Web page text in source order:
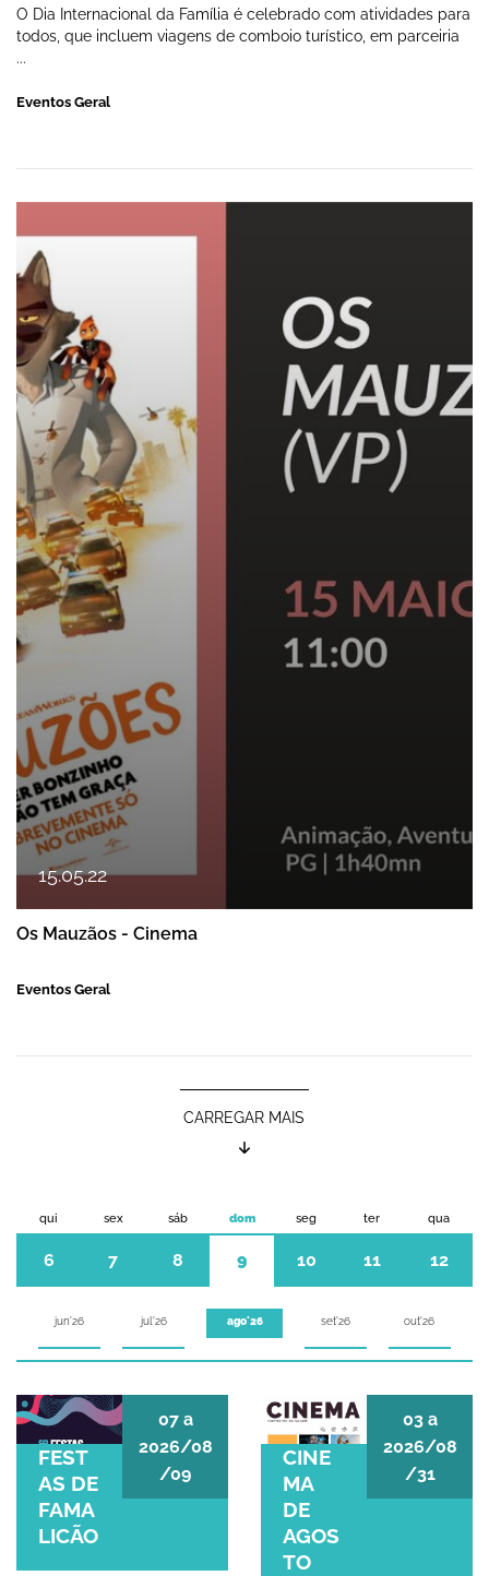
O Dia Internacional da Família é celebrado com atividades para
todos, que incluem viagens de comboio turístico, em parceiria
...
Eventos Geral
15.05.22
Os Mauzãos - Cinema
Eventos Geral
CARREGAR MAIS
qui sex sáb dom seg ter qua
6 7 8 9 10 11 12
jun'26 jul'26 ago'26 set'26 out'26
FESTAS DE FAMALICÃO
07 a
2026/08
/09
FEST
AS DE
FAMA
LICÃO
CINEMA DE 03 a
2026/08
/31
CINE
MA
DE
AGOS
TO